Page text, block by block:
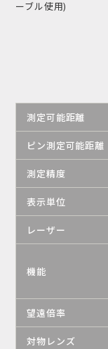
ーブル使用)
測定可能距離
ピン測定可能距離
測定精度
表示単位
レーザー
機能
望遠倍率
対物レンズ